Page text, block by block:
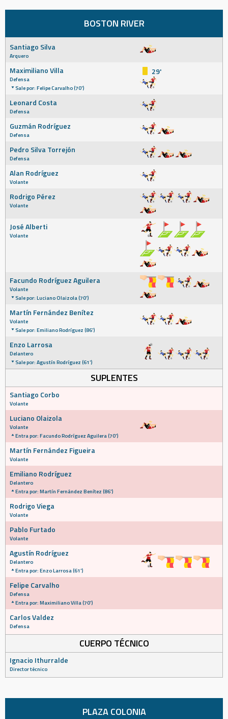
BOSTON RIVER
Santiago Silva
Arquero
Maximiliano Villa
Defensa
Sale por: Felipe Carvalho (70')
29'
Leonard Costa
Defensa
Guzmán Rodríguez
Defensa
Pedro Silva Torrejón
Defensa
Alan Rodríguez
Volante
Rodrigo Pérez
Volante
José Alberti
Volante
Facundo Rodríguez Aguilera
Volante
Sale por: Luciano Olaizola (70')
Martín Fernández Benítez
Volante
Sale por: Emiliano Rodríguez (86')
Enzo Larrosa
Delantero
Sale por: Agustín Rodríguez (61')
SUPLENTES
Santiago Corbo
Volante
Luciano Olaizola
Volante
Entra por: Facundo Rodríguez Aguilera (70')
Martín Fernández Figueira
Volante
Emiliano Rodríguez
Delantero
Entra por: Martín Fernández Benítez (86')
Rodrigo Viega
Volante
Pablo Furtado
Volante
Agustín Rodríguez
Delantero
Entra por: Enzo Larrosa (61')
Felipe Carvalho
Defensa
Entra por: Maximiliano Villa (70')
Carlos Valdez
Defensa
CUERPO TÉCNICO
Ignacio Ithurralde
Director técnico
PLAZA COLONIA